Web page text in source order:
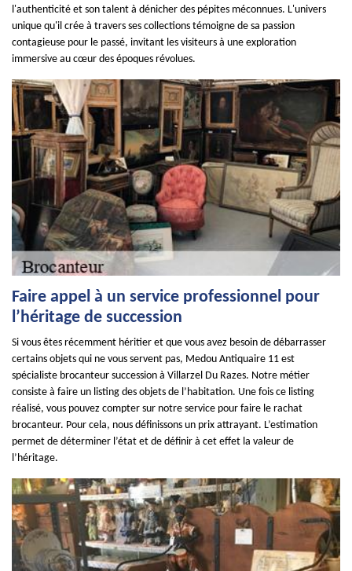
l'authenticité et son talent à dénicher des pépites méconnues. L'univers
unique qu'il crée à travers ses collections témoigne de sa passion
contagieuse pour le passé, invitant les visiteurs à une exploration
immersive au cœur des époques révolues.
Faire appel à un service professionnel pour
l’héritage de succession
Si vous êtes récemment héritier et que vous avez besoin de débarrasser
certains objets qui ne vous servent pas, Medou Antiquaire 11 est
spécialiste brocanteur succession à Villarzel Du Razes. Notre métier
consiste à faire un listing des objets de l’habitation. Une fois ce listing
réalisé, vous pouvez compter sur notre service pour faire le rachat
brocanteur. Pour cela, nous définissons un prix attrayant. L’estimation
permet de déterminer l’état et de définir à cet effet la valeur de
l’héritage.